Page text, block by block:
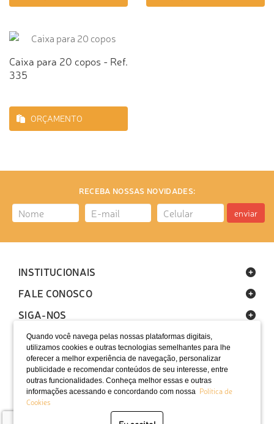
Quando você navega pelas nossas plataformas digitais,
utilizamos cookies e outras tecnologias semelhantes para lhe
oferecer a melhor experiência de navegação, personalizar
publicidade e recomendar conteúdos de seu interesse, entre
outras funcionalidades. Conheça melhor essas e outras
informações acessando e concordando com nossa Política de
Cookies
Caixa para 20 copos - Ref.
335
ORÇAMENTO
RECEBA NOSSAS NOVIDADES:
enviar
INSTITUCIONAIS
FALE CONOSCO
SIGA-NOS
LOCALIZAÇÃO